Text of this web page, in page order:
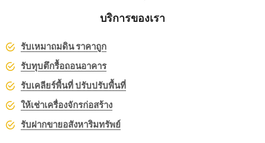
บริการของเรา
รับเหมาถมดิน ราคาถูก
รับทุบตึกรื้อถอนอาคาร
รับเคลียร์พื้นที่ ปรับปรับพื้นที่
ให้เช่าเครื่องจักรก่อสร้าง
รับฝากขายอสังหาริมทรัพย์